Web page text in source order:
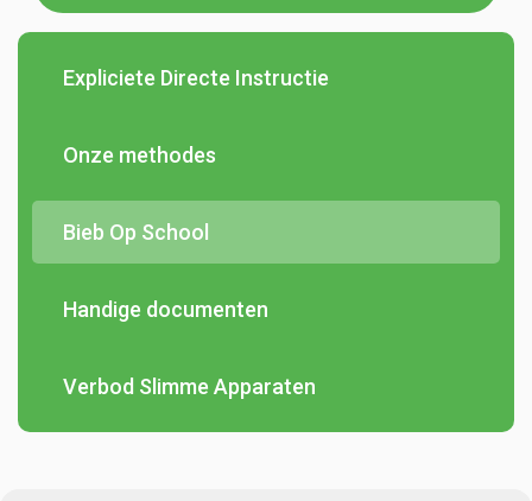
Expliciete Directe Instructie
Onze methodes
Bieb Op School
Handige documenten
Verbod Slimme Apparaten